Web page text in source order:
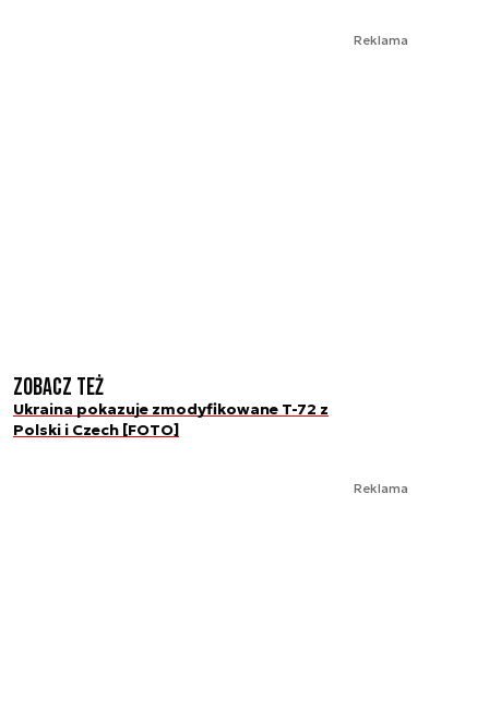
Reklama
Zobacz też
Ukraina pokazuje zmodyfikowane T-72 z
Polski i Czech [FOTO]
Reklama